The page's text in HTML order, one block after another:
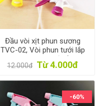
Đầu vòi xịt phun sương
TVC-02, Vòi phun tưới lắp
chai nhựa, Bơm tưới lắp chai
pet
12.000đ Từ 4.000đ
-60%